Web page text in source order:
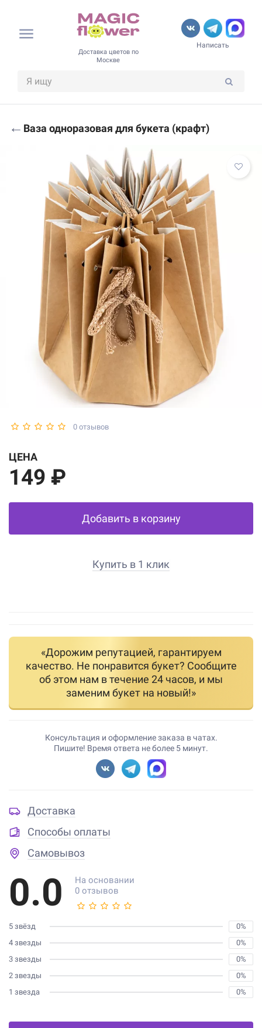
Доставка цветов по
Москве
Написать
← Ваза одноразовая для букета (крафт)
0 отзывов
ЦЕНА
149 ₽
Добавить в корзину
Купить в 1 клик
«Дорожим репутацией, гарантируем
качество. Не понравится букет? Сообщите
об этом нам в течение 24 часов, и мы
заменим букет на новый!»
Консультация и оформление заказа в чатах.
Пишите! Время ответа не более 5 минут.
Доставка
Способы оплаты
Самовывоз
0.0
На основании
0 отзывов
5 звёзд
0%
4 звезды
0%
3 звезды
0%
2 звезды
0%
1 звезда
0%